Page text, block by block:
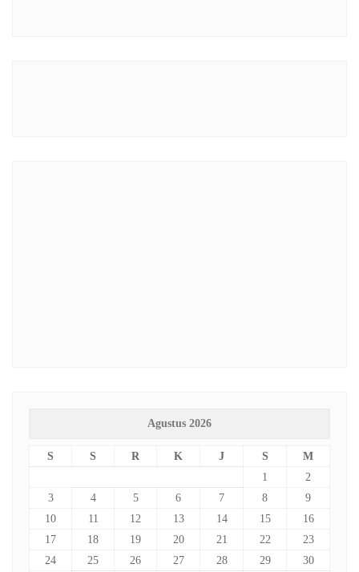
Agustus 2026
S S R K J S
M
1
2
3
4 5 6 7 8
9
10
11 12 13 14 15
16
17
18 19 20 21 22
23
24
25 26 27 28 29
30